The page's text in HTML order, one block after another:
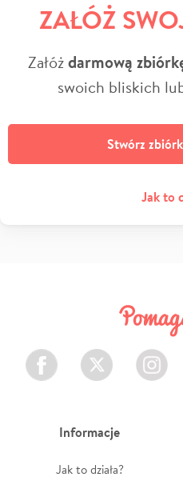
ZAŁÓŻ
Załóżdarmową
swoich bliskich
Stwórz
Jak to
Facebook Twitter Instagram
Informacje
Jak to działa?